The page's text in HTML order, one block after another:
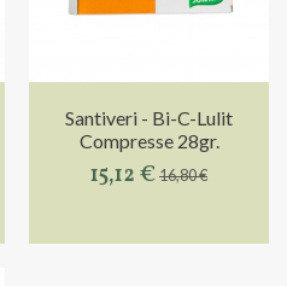
Santiveri - Bi-C-Lulit
Compresse 28gr.
15,12 €16,80 €